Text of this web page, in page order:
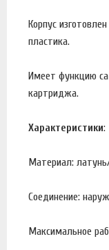
Корпус
пластика.
Имеет функцию
картриджа.
Характеристики:
Материал:
Соединение:
Максимальное